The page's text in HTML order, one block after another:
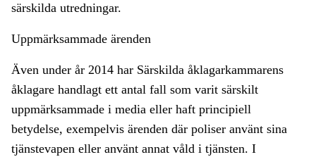
särskilda utredningar.
Uppmärksammade ärenden
Även under år 2014 har Särskilda åklagarkammarens
åklagare handlagt ett antal fall som varit särskilt
uppmärksammade i media eller haft principiell
betydelse, exempelvis ärenden där poliser använt sina
tjänstevapen eller använt annat våld i tjänsten. I